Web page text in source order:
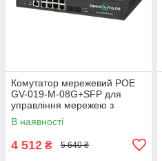
Комутатор мережевий POE
GV-019-M-08G+SFP для
управління мережею з
підтримкою PoE та оптичним
підключенням
В наявності
4 512 ₴ 5 640 ₴